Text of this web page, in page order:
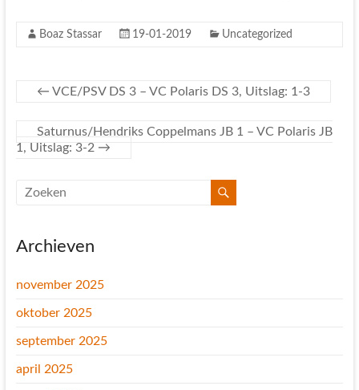
Boaz Stassar 19-01-2019 Uncategorized
← VCE/PSV DS 3 – VC Polaris DS 3, Uitslag: 1-3
Saturnus/Hendriks Coppelmans JB 1 – VC Polaris JB
1, Uitslag: 3-2 →
Archieven
november 2025
oktober 2025
september 2025
april 2025